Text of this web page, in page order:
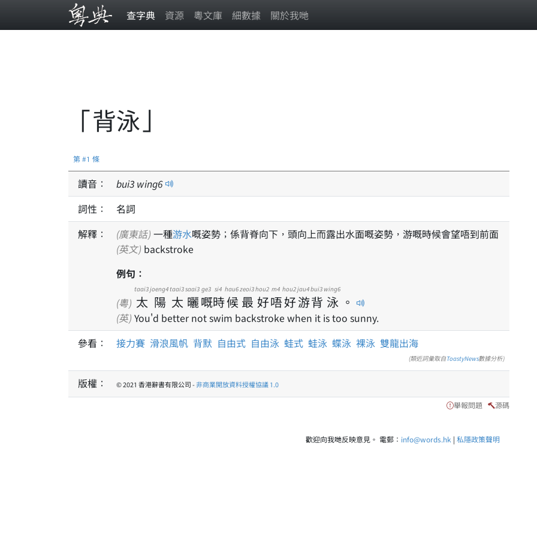
查字典 資源 粵文庫 細數據 關於我哋
「背泳」
第 #1 條
讀音： bui3 wing6
詞性：
名詞
解釋：
(廣東話) 一種游水嘅姿勢；係背脊向下，頭向上而露出水面嘅姿勢，游嘅時候會望唔到前面
(英文) backstroke
例句：
(粵) 太
taai3
陽
joeng4
太
taai3
曬
saai3
嘅
ge3
時
si4
候
hau6
最
zeoi3
好
hou2
唔
m4
好
hou2
游
jau4
背
bui3
泳
wing6
。
(英) You'd better not swim backstroke when it is too sunny.
參看：
接力賽 滑浪風帆 背默 自由式 自由泳 蛙式 蛙泳 蝶泳 裸泳 雙龍出海
(類近詞彙取自ToastyNews數據分析)
版權： © 2021 香港辭書有限公司 -非商業開放資料授權協議 1.0
舉報問題 源碼
歡迎向我哋反映意見。 電郵： info@words.hk | 私隱政策聲明